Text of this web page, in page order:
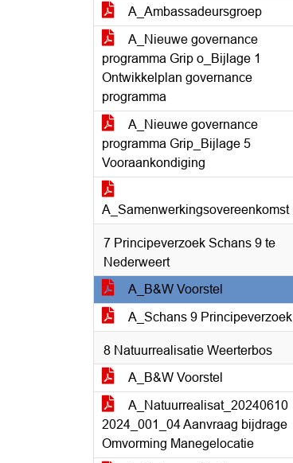
A_Ambassadeursgroep
A_Nieuwe governance
programma Grip o_Bijlage 1
Ontwikkelplan governance
programma
A_Nieuwe governance
programma Grip_Bijlage 5
Vooraankondiging
A_Samenwerkingsovereenkomst
7 Principeverzoek Schans 9 te
Nederweert
A_B&W Voorstel
A_Schans 9 Principeverzoek
8 Natuurrealisatie Weerterbos
A_B&W Voorstel
A_Natuurrealisat_20240610
2024_001_04 Aanvraag bijdrage
Omvorming Manegelocatie